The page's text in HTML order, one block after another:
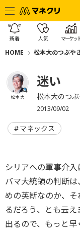
新着 人気 マーケッ
HOME 松本大のつぶや
松本 大
迷い
松本大のつぶ
2013/09/02
マネックス
シリアへの軍事介
バマ大統領の判断
めの英断なのか、
るだろう、とも云
出るので、もっと